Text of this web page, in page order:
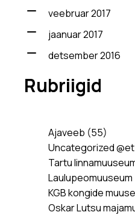
veebruar 2017
jaanuar 2017
detsember 2016
Rubriigid
Ajaveeb (55)
Uncategorized @et
Tartu
Laulupeomuuseum
KGB kongide
Oskar Lutsu